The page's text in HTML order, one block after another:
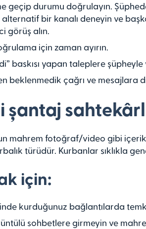
geçip durumu doğrulayın.
bir kanalı deneyin ve
görüş alın.
için zaman ayırın.
baskısı yapan taleplere şüpheyle
beklenmedik çağrı ve mesajlara
şantaj
mahrem fotoğraf/video gibi
türüdür. Kurbanlar sıklıkla
için:
kurduğunuz bağlantılarda
sohbetlere girmeyin ve